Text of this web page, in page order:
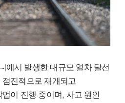
에서 발생한 대규모 열차 탈선
진적으로 재개되고
이 진행 중이며, 사고 원인